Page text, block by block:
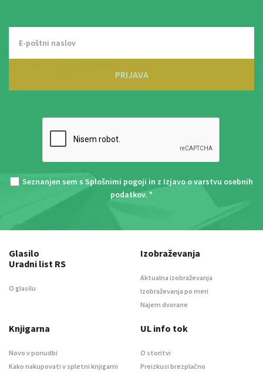
PRIJAVA
Seznanjen sem s Splošnimi pogoji in z Izjavo o varstvu osebnih
podatkov. *
Glasilo
Uradni list RS
O glasilu
Izobraževanja
Aktualna izobraževanja
Izobraževanja po meri
Najem dvorane
Knjigarna
Novo v ponudbi
Kako nakupovati v spletni knjigarni
UL info tok
O storitvi
Preizkusi brezplačno